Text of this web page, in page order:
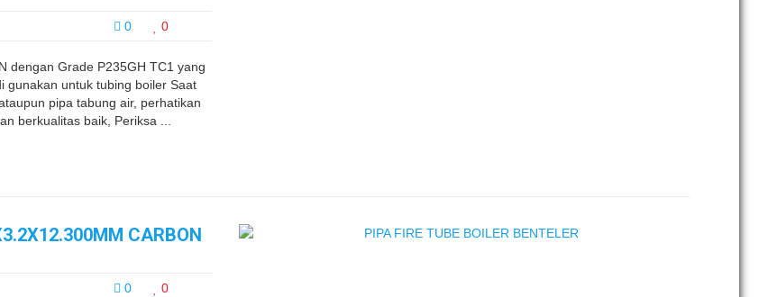
0 0
dengan Grade P235GH TC1 yang
gunakan untuk tubing boiler Saat
pipa tabung air, perhatikan
berkualitas baik, Periksa ...
CARBON
0 0